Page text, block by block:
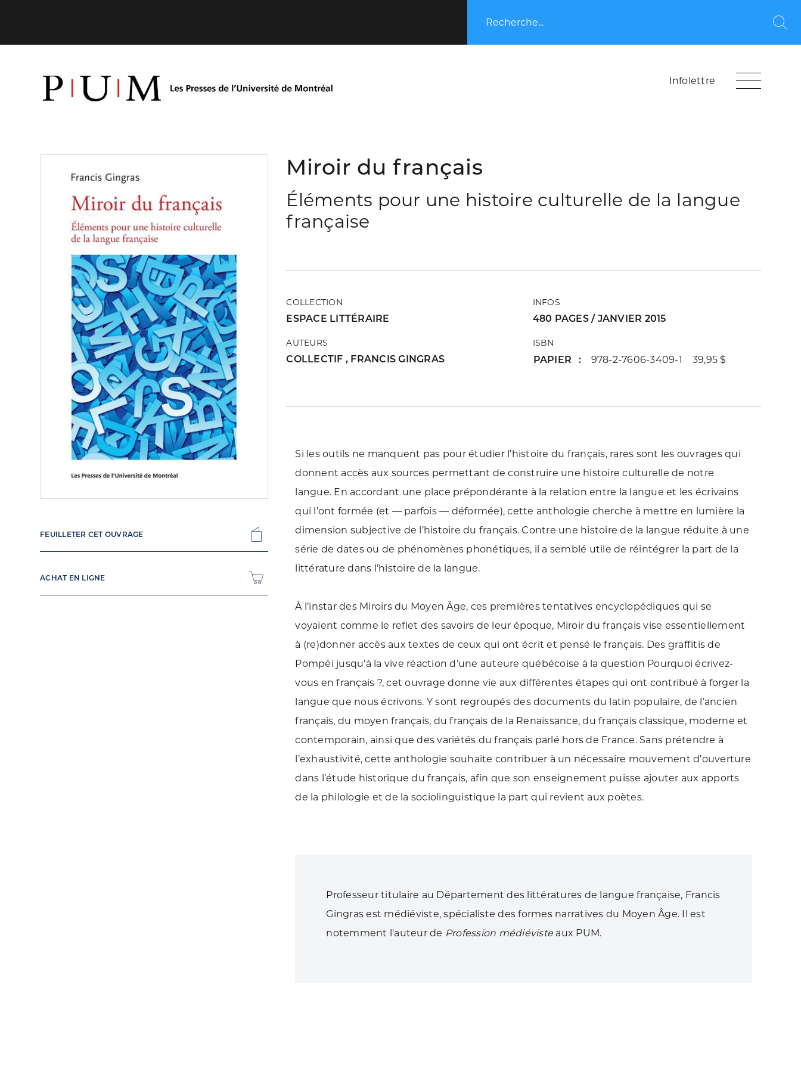
Recherche...
Infolettre
Miroir du français
Éléments pour une histoire culturelle de la langue
française
COLLECTION
ESPACE LITTÉRAIRE
AUTEURS
COLLECTIF , FRANCIS GINGRAS
INFOS
480 PAGES / JANVIER 2015
ISBN
PAPIER 978-2-7606-3409-1 39,95 $
Si les outils ne manquent pas pour étudier l’histoire du français, rares sont les ouvrages qui
donnent accès aux sources permettant de construire une histoire culturelle de notre
langue. En accordant une place prépondérante à la relation entre la langue et les écrivains
qui l’ont formée (et — parfois — déformée), cette anthologie cherche à mettre en lumière la
dimension subjective de l’histoire du français. Contre une histoire de la langue réduite à une
série de dates ou de phénomènes phonétiques, il a semblé utile de réintégrer la part de la
littérature dans l’histoire de la langue.
À l’instar des Miroirs du Moyen Âge, ces premières tentatives encyclopédiques qui se
voyaient comme le reflet des savoirs de leur époque, Miroir du français vise essentiellement
à (re)donner accès aux textes de ceux qui ont écrit et pensé le français. Des graffitis de
Pompéi jusqu’à la vive réaction d’une auteure québécoise à la question Pourquoi écrivez-
vous en français ?, cet ouvrage donne vie aux différentes étapes qui ont contribué à forger la
langue que nous écrivons. Y sont regroupés des documents du latin populaire, de l’ancien
français, du moyen français, du français de la Renaissance, du français classique, moderne et
contemporain, ainsi que des variétés du français parlé hors de France. Sans prétendre à
l’exhaustivité, cette anthologie souhaite contribuer à un nécessaire mouvement d’ouverture
dans l’étude historique du français, afin que son enseignement puisse ajouter aux apports
de la philologie et de la sociolinguistique la part qui revient aux poètes.
Professeur titulaire au Département des littératures de langue française, Francis
Gingras est médiéviste, spécialiste des formes narratives du Moyen Âge. Il est
notemment l'auteur de Profession médiéviste aux PUM.
FEUILLETER CET OUVRAGE
ACHAT EN LIGNE